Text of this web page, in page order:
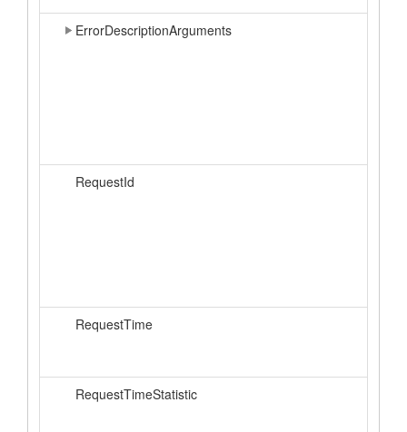
ErrorDescriptionArguments
RequestId
RequestTime
RequestTimeStatistic